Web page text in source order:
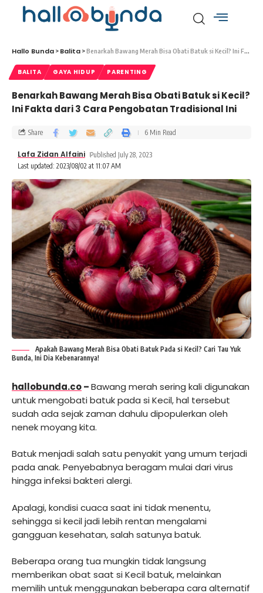
Hallo Bunda > Balita >Benarkah Bawang Merah Bisa Obati Batuk si Kecil? Ini Fakta dari 3 Cara Pengobatan Tradisional Ini
BALITA GAYA HIDUP PARENTING
Benarkah Bawang Merah Bisa Obati Batuk si Kecil?
Ini Fakta dari 3 Cara Pengobatan Tradisional Ini
Last updated: 2023/08/02 at 11:07 AM
Lafa Zidan Alfaini Published July 28, 2023
Share 6 Min Read
Apakah Bawang Merah Bisa Obati Batuk Pada si Kecil? Cari Tau Yuk
Bunda, Ini Dia Kebenarannya!
hallobunda.co–Bawang merah sering kali digunakan
untuk mengobati batuk pada si Kecil, hal tersebut
sudah ada sejak zaman dahulu dipopulerkan oleh
nenek moyang kita.
Batuk menjadi salah satu penyakit yang umum terjadi
pada anak. Penyebabnya beragam mulai dari virus
hingga infeksi bakteri alergi.
Apalagi, kondisi cuaca saat ini tidak menentu,
sehingga si kecil jadi lebih rentan mengalami
gangguan kesehatan, salah satunya batuk.
Beberapa orang tua mungkin tidak langsung
memberikan obat saat si Kecil batuk, melainkan
memilih untuk menggunakan beberapa cara alternatif